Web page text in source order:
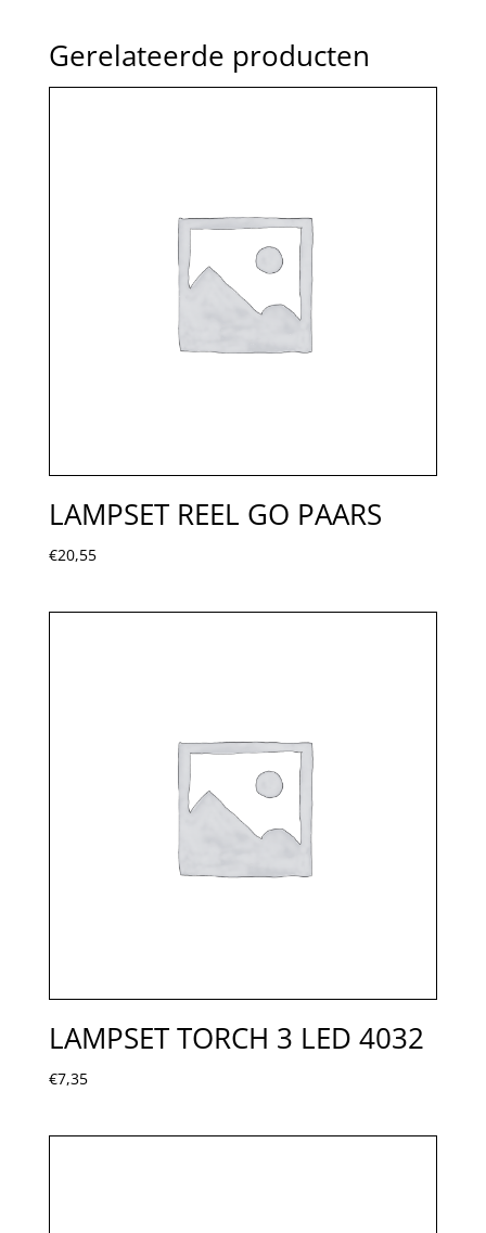
Gerelateerde producten
LAMPSET REEL GO PAARS
€20,55
LAMPSET TORCH 3 LED 4032
€7,35